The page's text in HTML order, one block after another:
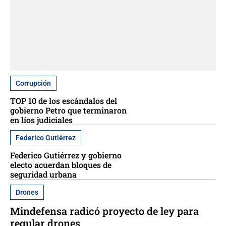
Corrupción
TOP 10 de los escándalos del
gobierno Petro que terminaron
en líos judiciales
Federico Gutiérrez
Federico Gutiérrez y gobierno
electo acuerdan bloques de
seguridad urbana
Drones
Mindefensa radicó proyecto de ley para
regular drones